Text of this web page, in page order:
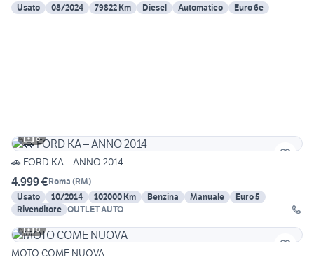
Usato
08/2024 79822 Km Diesel Automatico Euro 6e
8
🚗 FORD KA – ANNO 2014
4.999 €Roma (RM)
Usato
10/2014 102000 Km Benzina Manuale
Euro 5
Rivenditore OUTLET AUTO
6
MOTO COME NUOVA